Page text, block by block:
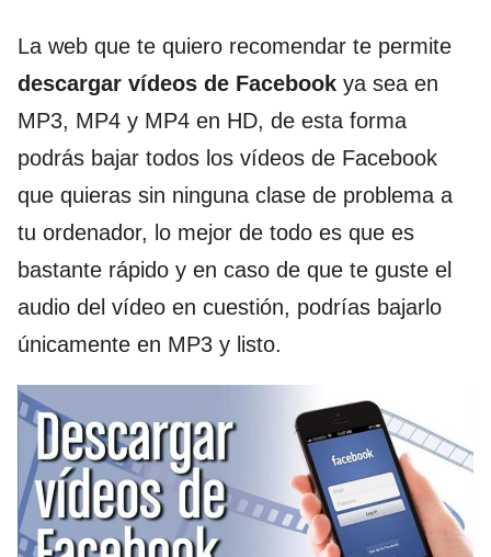
La web que te quiero recomendar te permite
descargar vídeos de Facebook ya sea en
MP3, MP4 y MP4 en HD, de esta forma
podrás bajar todos los vídeos de Facebook
que quieras sin ninguna clase de problema a
tu ordenador, lo mejor de todo es que es
bastante rápido y en caso de que te guste el
audio del vídeo en cuestión, podrías bajarlo
únicamente en MP3 y listo.